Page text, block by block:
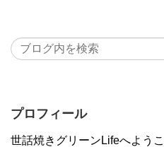
プロフィール
世話焼きグリーンLifeへよう